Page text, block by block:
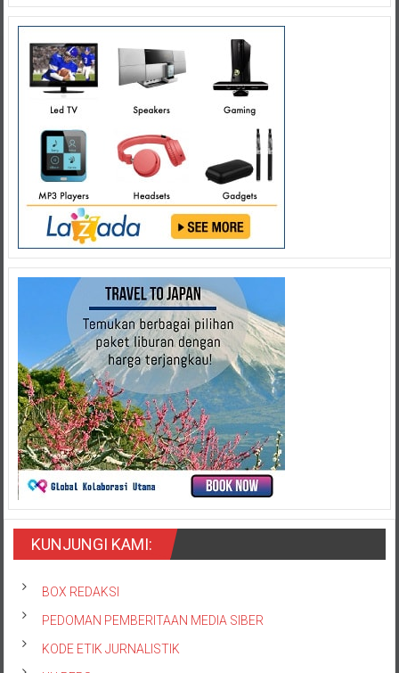
KUNJUNGI KAMI:
BOX REDAKSI
PEDOMAN PEMBERITAAN MEDIA SIBER
KODE ETIK JURNALISTIK